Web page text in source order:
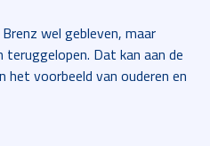
wel gebleven, maar
Dat kan aan de
het voorbeeld van ouderen en